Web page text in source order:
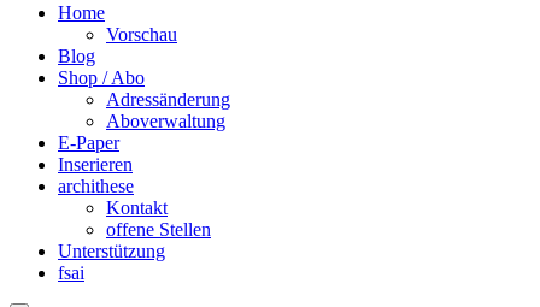
Home
Vorschau
Blog
Shop / Abo
Adressänderung
Aboverwaltung
E-Paper
Inserieren
archithese
Kontakt
offene Stellen
Unterstützung
fsai